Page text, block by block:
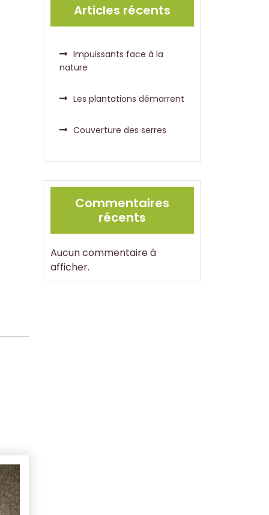
Articles récents
Impuissants face à la
nature
Les plantations démarrent
Couverture des serres
Commentaires
récents
Aucun commentaire à
afficher.